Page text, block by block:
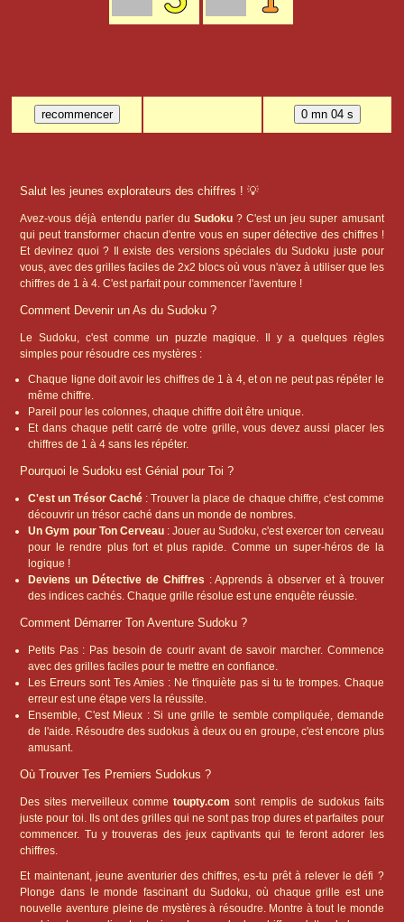
Salut les jeunes explorateurs des chiffres ! 💡
Avez-vous déjà entendu parler du Sudoku? C'est un jeu super amusant
qui peut transformer chacun d'entre vous en super détective des chiffres !
Et devinez quoi ? Il existe des versions spéciales du Sudoku juste pour
vous, avec des grilles faciles de 2x2 blocs où vous n'avez à utiliser que les
chiffres de 1 à 4. C'est parfait pour commencer l'aventure !
Comment Devenir un As du Sudoku ?
Le Sudoku, c'est comme un puzzle magique. Il y a quelques règles
simples pour résoudre ces mystères :
Chaque ligne doit avoir les chiffres de 1 à 4, et on ne peut pas répéter le
même chiffre.
Pareil pour les colonnes, chaque chiffre doit être unique.
Et dans chaque petit carré de votre grille, vous devez aussi placer les
chiffres de 1 à 4 sans les répéter.
Pourquoi le Sudoku est Génial pour Toi ?
C'est un Trésor Caché : Trouver la place de chaque chiffre, c'est comme
découvrir un trésor caché dans un monde de nombres.
Un Gym pour Ton Cerveau: Jouer au Sudoku, c'est exercer ton cerveau
pour le rendre plus fort et plus rapide. Comme un super-héros de la
logique !
Deviens un Détective de Chiffres : Apprends à observer et à trouver
des indices cachés. Chaque grille résolue est une enquête réussie.
Comment Démarrer Ton Aventure Sudoku ?
Petits Pas : Pas besoin de courir avant de savoir marcher. Commence
avec des grilles faciles pour te mettre en confiance.
Les Erreurs sont Tes Amies : Ne t'inquiète pas si tu te trompes. Chaque
erreur est une étape vers la réussite.
Ensemble, C'est Mieux : Si une grille te semble compliquée, demande
de l'aide. Résoudre des sudokus à deux ou en groupe, c'est encore plus
amusant.
Où Trouver Tes Premiers Sudokus ?
Des sites merveilleux commetoupty.com sont remplis de sudokus faits
juste pour toi. Ils ont des grilles qui ne sont pas trop dures et parfaites pour
commencer. Tu y trouveras des jeux captivants qui te feront adorer les
chiffres.
Et maintenant, jeune aventurier des chiffres, es-tu prêt à relever le défi ?
Plonge dans le monde fascinant du Sudoku, où chaque grille est une
nouvelle aventure pleine de mystères à résoudre. Montre à tout le monde